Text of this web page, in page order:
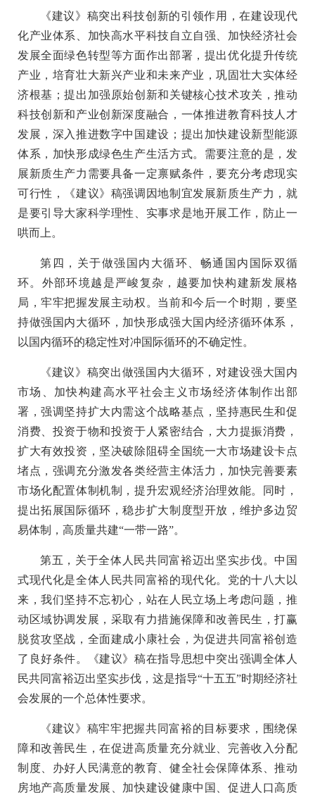
《建议》稿突出科技创新的引领作用，在建设现代
化产业体系、加快高水平科技自立自强、加快经济社会
发展全面绿色转型等方面作出部署，提出优化提升传统
产业，培育壮大新兴产业和未来产业，巩固壮大实体经
济根基；提出加强原始创新和关键核心技术攻关，推动
科技创新和产业创新深度融合，一体推进教育科技人才
发展，深入推进数字中国建设；提出加快建设新型能源
体系，加快形成绿色生产生活方式。需要注意的是，发
展新质生产力需要具备一定禀赋条件，要充分考虑现实
可行性，《建议》稿强调因地制宜发展新质生产力，就
是要引导大家科学理性、实事求是地开展工作，防止一
哄而上。
第四，关于做强国内大循环、畅通国内国际双循
环。外部环境越是严峻复杂，越要加快构建新发展格
局，牢牢把握发展主动权。当前和今后一个时期，要坚
持做强国内大循环，加快形成强大国内经济循环体系，
以国内循环的稳定性对冲国际循环的不确定性。
《建议》稿突出做强国内大循环，对建设强大国内
市场、加快构建高水平社会主义市场经济体制作出部
署，强调坚持扩大内需这个战略基点，坚持惠民生和促
消费、投资于物和投资于人紧密结合，大力提振消费，
扩大有效投资，坚决破除阻碍全国统一大市场建设卡点
堵点，强调充分激发各类经营主体活力，加快完善要素
市场化配置体制机制，提升宏观经济治理效能。同时，
提出拓展国际循环，稳步扩大制度型开放，维护多边贸
易体制，高质量共建“一带一路”。
第五，关于全体人民共同富裕迈出坚实步伐。中国
式现代化是全体人民共同富裕的现代化。党的十八大以
来，我们坚持不忘初心，站在人民立场上考虑问题，推
动区域协调发展，采取有力措施保障和改善民生，打赢
脱贫攻坚战，全面建成小康社会，为促进共同富裕创造
了良好条件。《建议》稿在指导思想中突出强调全体人
民共同富裕迈出坚实步伐，这是指导“十五五”时期经济社
会发展的一个总体性要求。
《建议》稿牢牢把握共同富裕的目标要求，围绕保
障和改善民生，在促进高质量充分就业、完善收入分配
制度、办好人民满意的教育、健全社会保障体系、推动
房地产高质量发展、加快建设健康中国、促进人口高质